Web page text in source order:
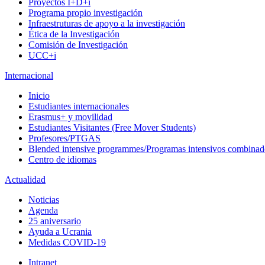
Proyectos I+D+i
Programa propio investigación
Infraestruturas de apoyo a la investigación
Ética de la Investigación
Comisión de Investigación
UCC+i
Internacional
Inicio
Estudiantes internacionales
Erasmus+ y movilidad
Estudiantes Visitantes (Free Mover Students)
Profesores/PTGAS
Blended intensive programmes/Programas intensivos
Centro de idiomas
Actualidad
Noticias
Agenda
25 aniversario
Ayuda a Ucrania
Medidas COVID-19
Intranet